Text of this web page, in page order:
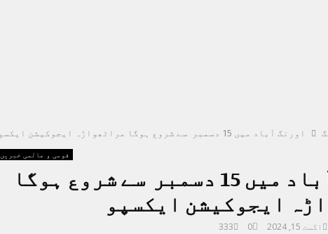
اورنگ آباد میں 15 دسمبر سے شروع ہوگا مراٹھواڑہ ایجوکیشن ایکسپو
قومی و عالمی خبریں
اورنگ آباد میں 15 دسمبر سے شروع ہوگا
ایجوکیشن ایکسپو
اگست 15, 2024 0
333